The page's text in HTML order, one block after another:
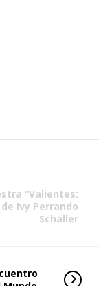
“Valientes:
Ivy Perrando
Schaller